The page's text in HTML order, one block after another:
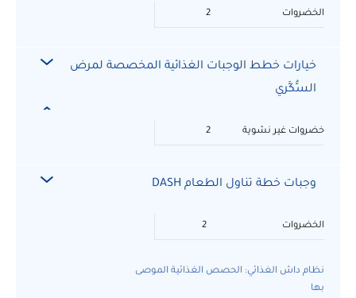
الخضروات 2
خيارات خطط الوجبات الغذائية المخصصة لمرض
السُّكَّري
خضروات غير نشوية 2
وجبات خطة تناول الطعام DASH
الخضروات 2
نظام داش الغذائي: الحصص الغذائية الموصى
بها